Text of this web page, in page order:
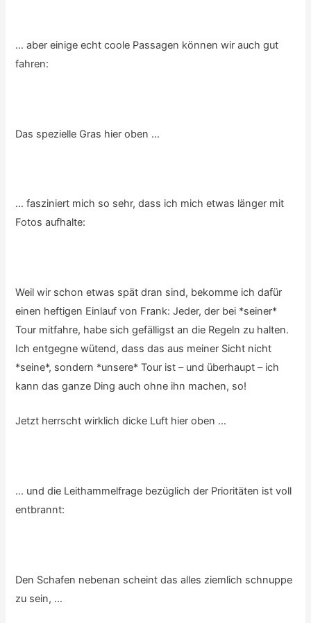
… aber einige echt coole Passagen können wir auch gut
fahren:
Das spezielle Gras hier oben …
… fasziniert mich so sehr, dass ich mich etwas länger mit
Fotos aufhalte:
Weil wir schon etwas spät dran sind, bekomme ich dafür
einen heftigen Einlauf von Frank: Jeder, der bei *seiner*
Tour mitfahre, habe sich gefälligst an die Regeln zu halten.
Ich entgegne wütend, dass das aus meiner Sicht nicht
*seine*, sondern *unsere* Tour ist – und überhaupt – ich
kann das ganze Ding auch ohne ihn machen, so!
Jetzt herrscht wirklich dicke Luft hier oben …
… und die Leithammelfrage bezüglich der Prioritäten ist voll
entbrannt:
Den Schafen nebenan scheint das alles ziemlich schnuppe
zu sein, …